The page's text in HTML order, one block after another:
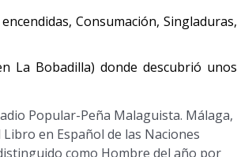
Consumación, Singladuras,
La Bobadilla) donde descubrió unos
Popular-Peña Malaguista. Málaga,
en Español de las Naciones
como Hombre del año por